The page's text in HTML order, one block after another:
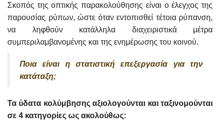
Σκοπός της οπτικής παρακολούθησης είναι ο έλεγχος της
παρουσίας ρύπων, ώστε όταν εντοπισθεί τέτοια ρύπανση,
να ληφθούν κατάλληλα διαχειριστικά μέτρα
συμπεριλαμβανομένης και της ενημέρωσης του κοινού.
Ποια είναι η στατιστική επεξεργασία για την
κατάταξη;
Τα ύδατα κολύμβησης αξιολογούνται και ταξινομούνται
σε 4 κατηγορίες ως ακολούθως: